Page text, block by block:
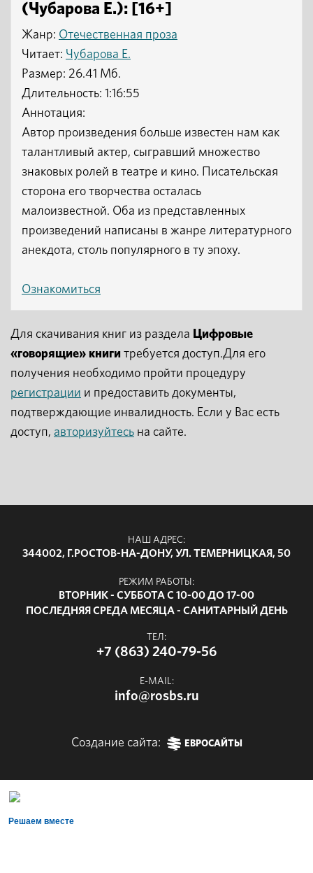
(Чубарова Е.): [16+]
Жанр: Отечественная проза
Читает: Чубарова Е.
Размер: 26.41 Мб.
Длительность: 1:16:55
Аннотация:
Автор произведения больше известен нам как
талантливый актер, сыгравший множество
знаковых ролей в театре и кино. Писательская
сторона его творчества осталась
малоизвестной. Оба из представленных
произведений написаны в жанре литературного
анекдота, столь популярного в ту эпоху.
Ознакомиться
Для скачивания книг из раздела Цифровые
«говорящие» книги требуется доступ.Для его
получения необходимо пройти процедуру
регистрации и предоставить документы,
подтверждающие инвалидность. Если у Вас есть
доступ, авторизуйтесь на сайте.
НАШ АДРЕС:
344002, Г.РОСТОВ-НА-ДОНУ, УЛ. ТЕМЕРНИЦКАЯ, 50
РЕЖИМ РАБОТЫ:
ВТОРНИК - СУББОТА С 10-00 ДО 17-00
ПОСЛЕДНЯЯ СРЕДА МЕСЯЦА - САНИТАРНЫЙ ДЕНЬ
ТЕЛ:
+7 (863) 240-79-56
E-MAIL:
info@rosbs.ru
Создание сайта: ЕВРОСАЙТЫ
Решаем вместе